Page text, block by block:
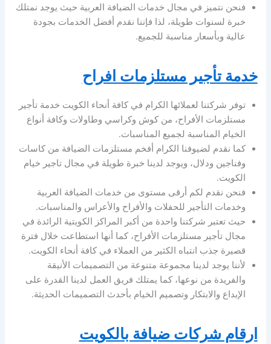
فنحن نتميز في مجال خدمات الضيافة العربية حيث يوجد نمتلك
خبرة لسنوات طويلة، لذا فإننا نقدم أفضل الخدمات بجودة
عالية وبأسعار مناسبة للجميع.
خدمة تأجير مستلزمات افراح
توفر شركتنا لعملائها الكرام في كافة أنحاء الكويت خدمة تأجير
مستلزمات الأفراح، من كوش وكراسي وطاولات وكافة أنواع
الخيام المناسبة لجميع المناسبات.
كما نقدم لضيوفنا الكرام أفخم مستلزمات الضيافة من كاسات
وفناجين ودلال، ويوجد لدينا خبرة طويلة في مجال تاجير خيام
الكويت.
فنحن نقدم لكم أرقى مستوى من خدمات الضيافة العربية
وخدمات التأجير للحفلات والأفراح والأعراس والمناسبات.
حيث تعتبر شركتنا واحدة من أكبر المراكز الكويتية الرائدة في
مجال تأجير مستلزمات الأفراح، كما أنها استطاعت خلال فترة
قصيرة جذب انتباه الكثير من العملاء في كافة أنحاء الكويت.
لأننا يوجد لدينا مجموعة متنوعة من التصميمات الأنيقة
والفريدة من نوعها، كما يمتلك فريق العمل لدينا القدرة على
الإبداع والابتكار وتصميم الخيام بأحدث التصميمات الحديثة.
ارقام شركات ضيافة بالكويت